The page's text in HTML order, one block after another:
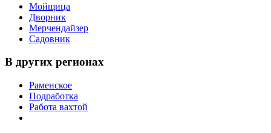
Мойщица
Дворник
Мерчендайзер
Садовник
В других регионах
Раменское
Подработка
Работа вахтой